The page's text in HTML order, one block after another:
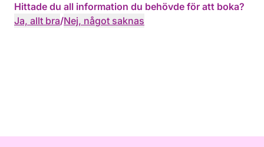
Hittade du all information du behövde för att boka?
Ja, allt bra/Nej, något saknas